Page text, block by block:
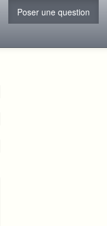
Poser une question